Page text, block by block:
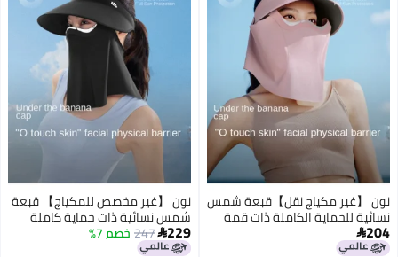
نون 【غير مكياج نقل】قبعة شمس
نسائية للحماية الكاملة ذات قمة
مفتوحة مع واقي شمس قابل
للفصل مغناطيسي ومنفس لفصلي
204
نون 【غير مخصص للمكياج】 قبعة
شمس نسائية ذات حماية كاملة
بقمة مفتوحة وواقي شمس قابل
للفصل مغناطيسيًا ومنفّذ للهواء
229
247 خصم 7%